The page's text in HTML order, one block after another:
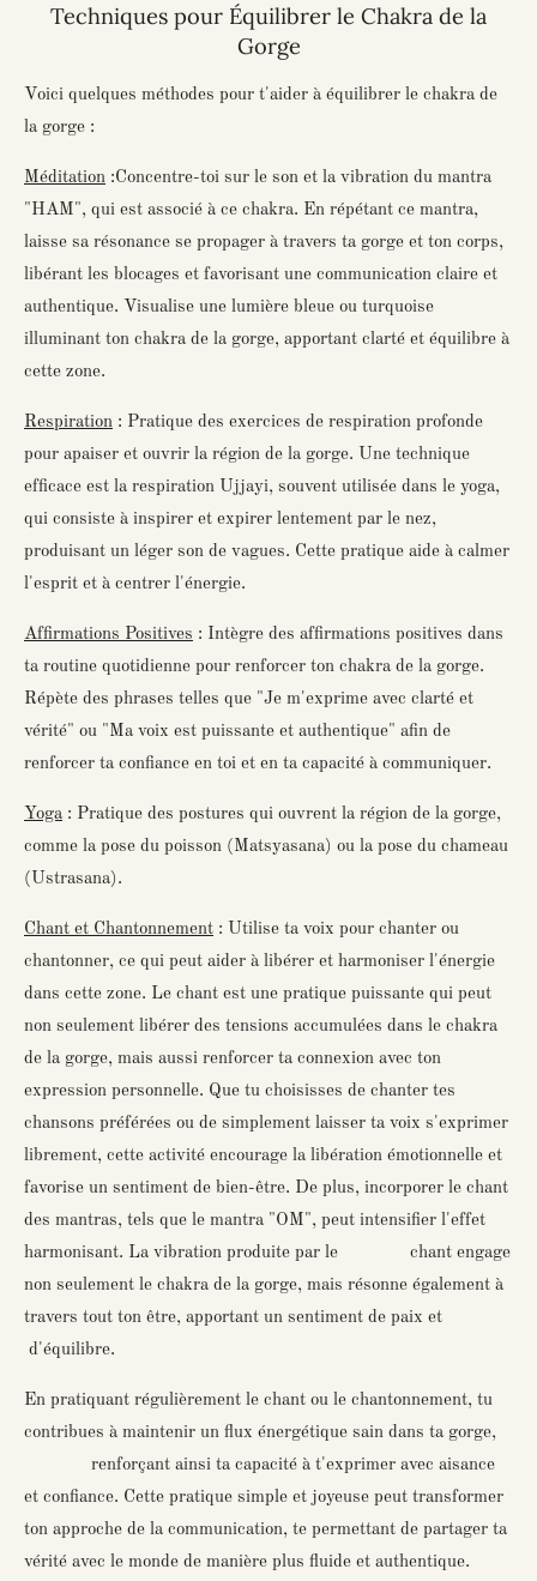
Techniques pour Équilibrer le Chakra de la
Gorge
Voici quelques méthodes pour t'aider à équilibrer le chakra de
la gorge :
Méditation :Concentre-toi sur le son et la vibration du mantra
"HAM", qui est associé à ce chakra. En répétant ce mantra,
laisse sa résonance se propager à travers ta gorge et ton corps,
libérant les blocages et favorisant une communication claire et
authentique. Visualise une lumière bleue ou turquoise
illuminant ton chakra de la gorge, apportant clarté et équilibre à
cette zone.
Respiration : Pratique des exercices de respiration profonde
pour apaiser et ouvrir la région de la gorge. Une technique
efficace est la respiration Ujjayi, souvent utilisée dans le yoga,
qui consiste à inspirer et expirer lentement par le nez,
produisant un léger son de vagues. Cette pratique aide à calmer
l'esprit et à centrer l'énergie.
Affirmations Positives : Intègre des affirmations positives dans
ta routine quotidienne pour renforcer ton chakra de la gorge.
Répète des phrases telles que "Je m'exprime avec clarté et
vérité" ou "Ma voix est puissante et authentique" afin de
renforcer ta confiance en toi et en ta capacité à communiquer.
Yoga : Pratique des postures qui ouvrent la région de la gorge,
comme la pose du poisson ( Matsyasana) ou la pose du chameau
( Ustrasana).
Chant et Chantonnement : Utilise ta voix pour chanter ou
chantonner, ce qui peut aider à libérer et harmoniser l'énergie
dans cette zone. Le chant est une pratique puissante qui peut
non seulement libérer des tensions accumulées dans le chakra
de la gorge, mais aussi renforcer ta connexion avec ton
expression personnelle. Que tu choisisses de chanter tes
chansons préférées ou de simplement laisser ta voix s'exprimer
librement, cette activité encourage la libération émotionnelle et
favorise un sentiment de bien-être. De plus, incorporer le chant
des mantras, tels que le mantra "OM", peut intensifier l'effet
harmonisant. La vibration produite par le chant engage
non seulement le chakra de la gorge, mais résonne également à
travers tout ton être, apportant un sentiment de paix et
d'équilibre.
En pratiquant régulièrement le chant ou le chantonnement, tu
contribues à maintenir un flux énergétique sain dans ta gorge,
renforçant ainsi ta capacité à t'exprimer avec aisance
et confiance. Cette pratique simple et joyeuse peut transformer
ton approche de la communication, te permettant de partager ta
vérité avec le monde de manière plus fluide et authentique.